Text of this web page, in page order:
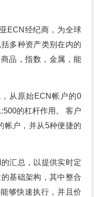
ECN经纪商，为全球
多种资产类别在内的
商品，指数，金属，能
从原始ECN帐户的0
的杠杆作用。 客户
帐户，并从5种便捷的
汇总，以提供实时定
基础架构，其中整合
够快速执行，并且价